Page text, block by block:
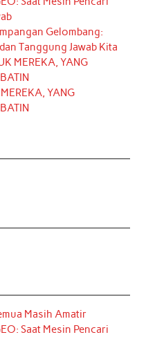
Gelombang:
Tanggung Jawab Kita
MEREKA, YANG
YANG
Masih Amatir
Saat Mesin Pencari